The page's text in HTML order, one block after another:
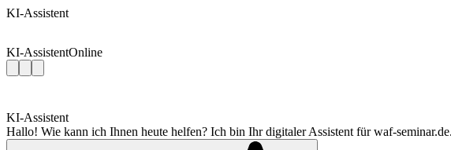
KI-Assistent
KI-AssistentOnline
KI-Assistent
Hallo! Wie kann ich Ihnen heute helfen? Ich bin Ihr digitaler Assistent für waf-